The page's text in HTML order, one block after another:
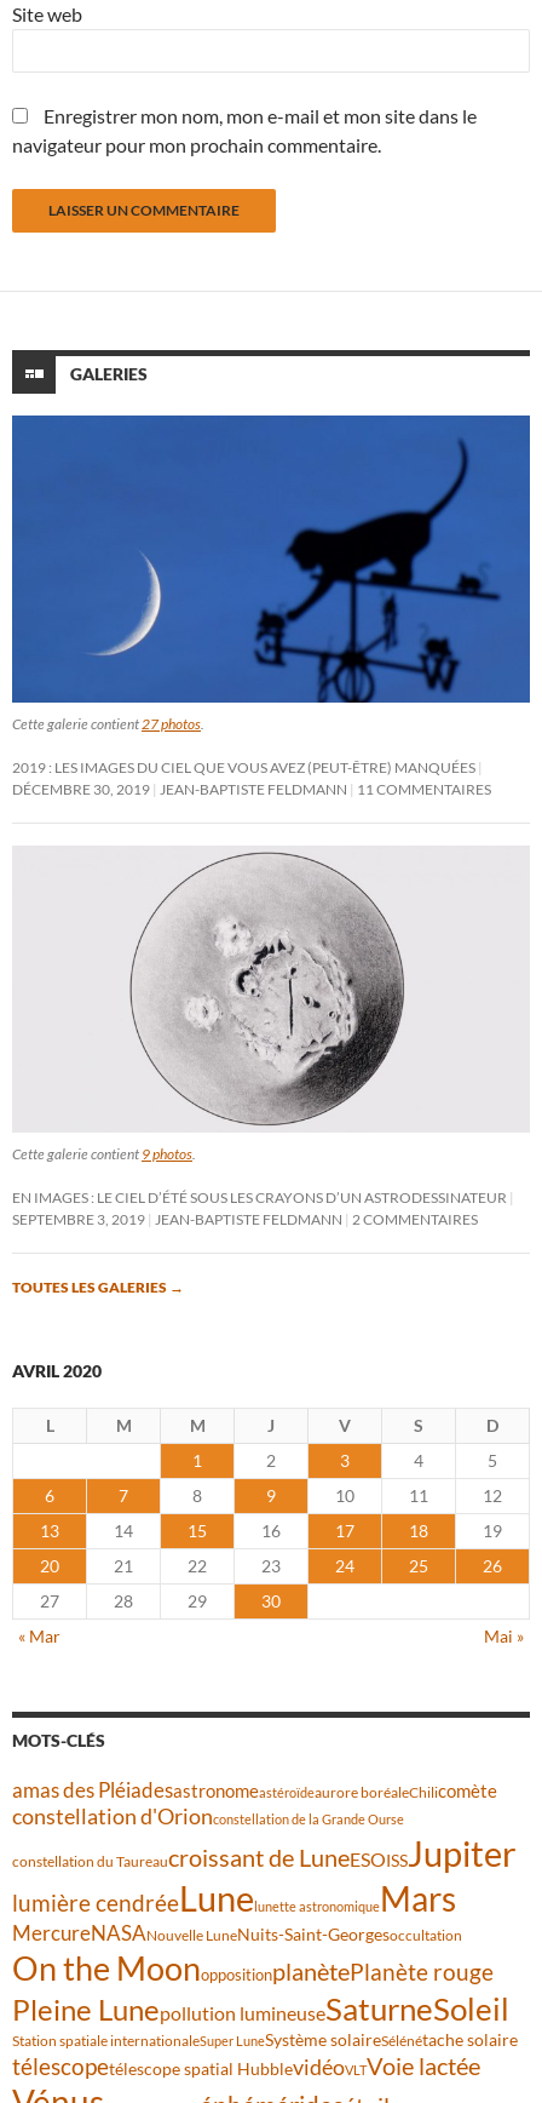
Site web
Enregistrer mon nom, mon e-mail et mon site dans le
navigateur pour mon prochain commentaire.
GALERIES
Cette galerie contient27 photos.
2019 : LES IMAGES DU CIEL QUE VOUS AVEZ (PEUT-ÊTRE) MANQUÉES
DÉCEMBRE 30, 2019 JEAN-BAPTISTE FELDMANN 11 COMMENTAIRES
Cette galerie contient 9 photos.
EN IMAGES : LE CIEL D’ÉTÉ SOUS LES CRAYONS D’UN ASTRODESSINATEUR
SEPTEMBRE 3, 2019 JEAN-BAPTISTE FELDMANN 2 COMMENTAIRES
TOUTES LES GALERIES →
AVRIL 2020
L M M J V S
D
1
2 3 4
5
6
7 8 9 10 11
12
13
14 15 16 17 18
19
20
21 22 23 24 25
26
27
28 29
30
« Mar
Mai »
MOTS-CLÉS
amas des Pléiadesastronomeastéroïdeaurore boréaleChilicomète
constellation d'Orionconstellation de la Grande Ourse
constellation du Taureaucroissant de LuneESOISSJupiter
lumière cendréeLunelunette astronomiqueMars
MercureNASANouvelle LuneNuits-Saint-Georgesoccultation
On the MoonoppositionplanètePlanète rouge
Pleine Lunepollution lumineuseSaturneSoleil
Station spatiale internationaleSuper LuneSystème solaireSélénétache solaire
télescopetélescope spatial HubblevidéoVLTVoie lactée